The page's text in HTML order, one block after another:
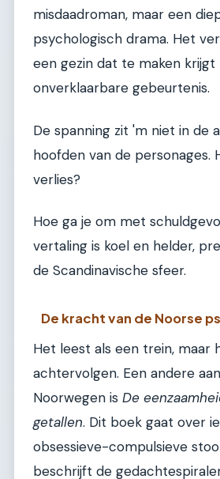
misdaadroman, maar een
psychologisch drama. Het
een gezin dat te maken
onverklaarbare gebeurtenis.
De spanning zit 'm niet in de
hoofden van de personages.
verlies?
Hoe ga je om met
vertaling is koel en helder,
de Scandinavische sfeer.
De kracht van de Noorse
Het leest als een trein, maar
achtervolgen. Een andere
Noorwegen is De
getallen. Dit boek gaat over
obsessieve-compulsieve
beschrijft de